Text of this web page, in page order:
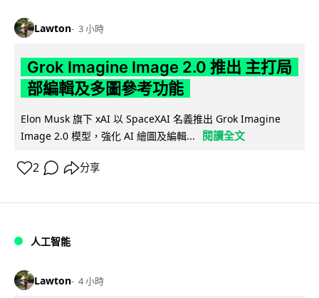
Lawton 3 小時
Grok Imagine Image 2.0 推出 主打局
部編輯及多圖參考功能
Elon Musk 旗下 xAI 以 SpaceXAI 名義推出 Grok Imagine
Image 2.0 模型，強化 AI 繪圖及編輯...
閱讀全文
2 分享
人工智能
Lawton 4 小時